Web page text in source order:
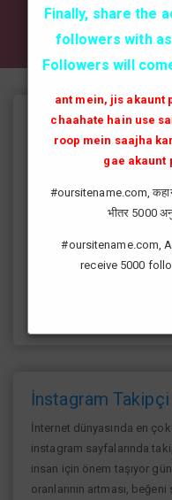
✔✔✔ AKTİF
Instagram
instagram'da artık yüksek
fenomen yolunda
fenomeni ne gibi fayda
kredilerden her gün
İnstagram Takipçi
İnternet dünyasında en
instagram sayfalarında
insan için önem taşıyor
oranlarının artması, beğeni
Finally, share the
followers with
Followers will
ant mein, jis akaunt
chaahate hain use
roop mein saajha
gae akaunt
#oursitename.com,
भीतर 5000
#oursitename.com,
receive 5000